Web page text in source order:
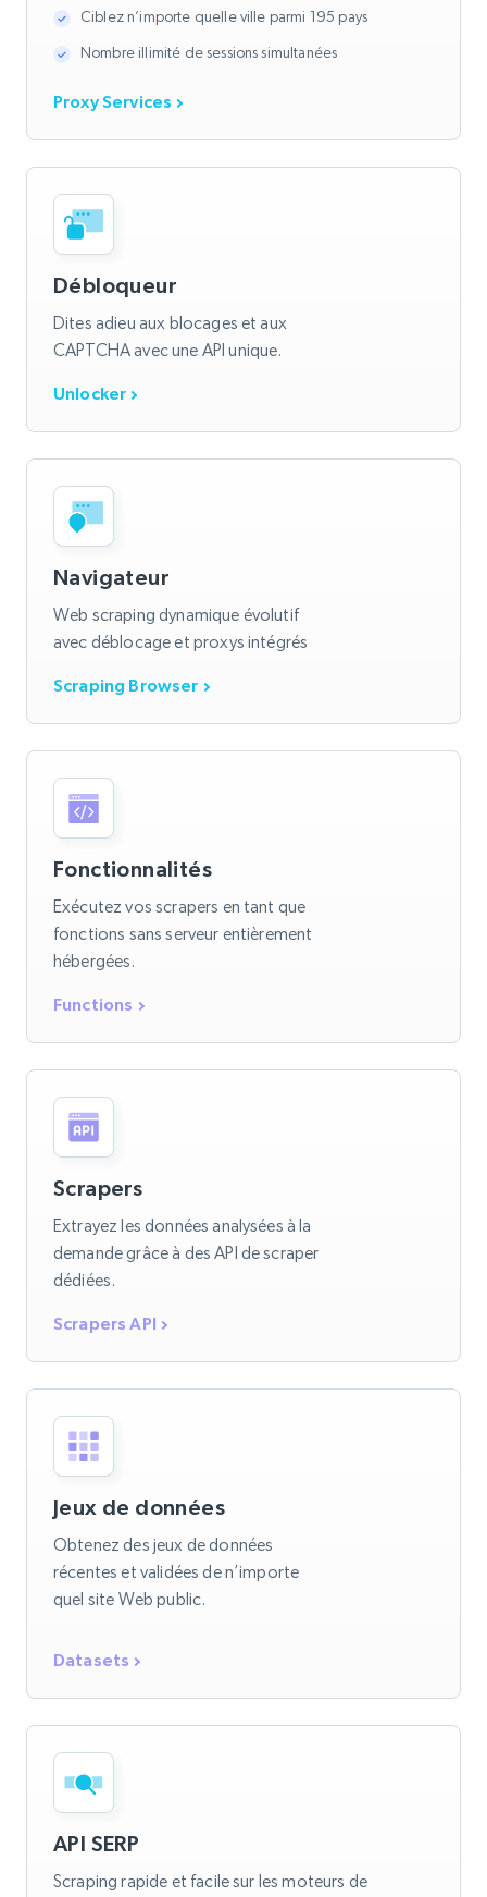
Ciblez n’importe quelle ville parmi 195 pays
Nombre illimité de sessions simultanées
Proxy Services
Débloqueur
Dites adieu aux blocages et aux
CAPTCHA avec une API unique.
Unlocker
Navigateur
Web scraping dynamique évolutif
avec déblocage et proxys intégrés
Scraping Browser
Fonctionnalités
Exécutez vos scrapers en tant que
fonctions sans serveur entièrement
hébergées.
Functions
Scrapers
Extrayez les données analysées à la
demande grâce à des API de scraper
dédiées.
Scrapers API
Jeux de données
Obtenez des jeux de données
récentes et validées de n’importe
quel site Web public.
Datasets
API SERP
Scraping rapide et facile sur les moteurs de